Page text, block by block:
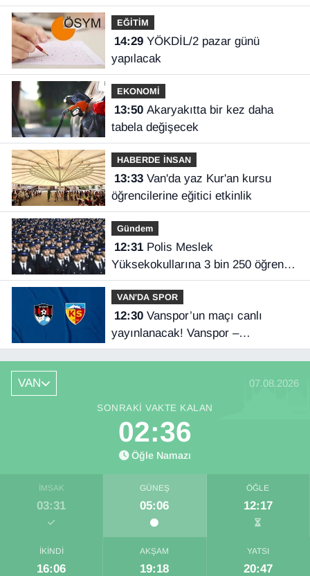
görevlisi
EĞİTİM
14:29YÖKDİL/2 pazar günü
yapılacak
EKONOMİ
13:50Akaryakıtta bir kez daha
tabela değişecek
HABERDE İNSAN
13:33Van'da yaz Kur'an kursu
öğrencilerine eğitici etkinlik
Gündem
12:31Polis Meslek
Yüksekokullarına 3 bin 250 öğrenci
alınacak
VAN'DA SPOR
12:30Vanspor’un maçı canlı
yayınlanacak! Vanspor –
Kayserispor maçı hangi kanalda,
VAN
07.08.2026
SONRAKI VAKTE KALAN
02:35
Öğle Namazı
İMSAK
03:31
GÜNEŞ
05:06
ÖĞLE
12:17
İKINDI
16:06
AKŞAM
19:18
YATSI
20:47